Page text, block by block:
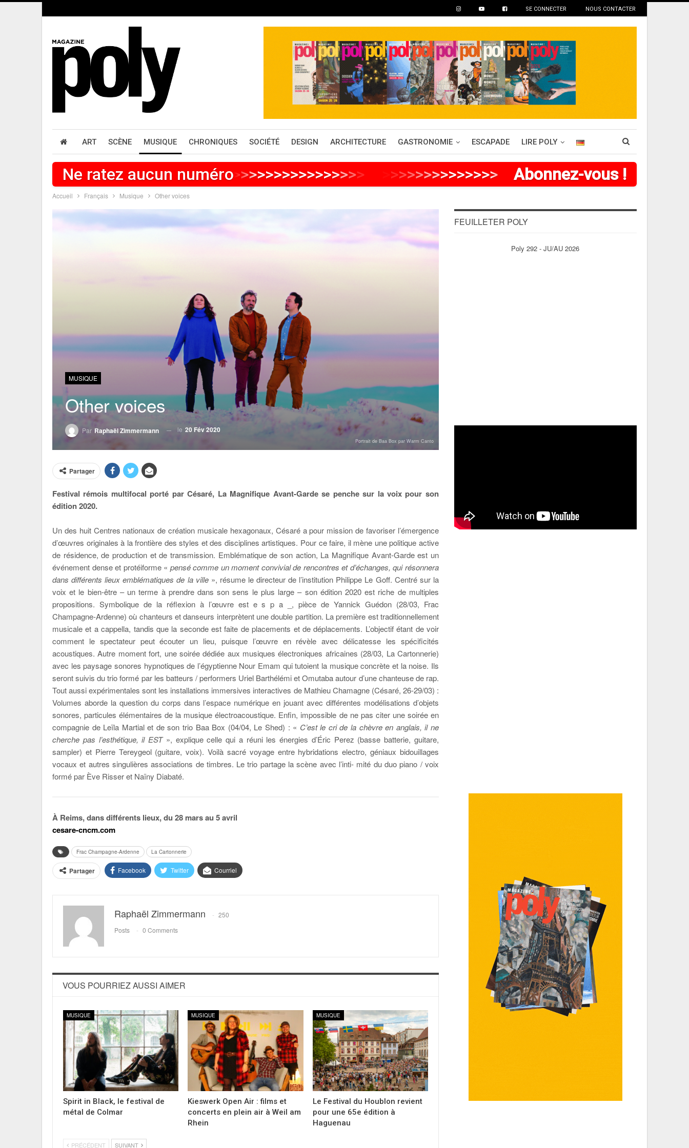
SE CONNECTER NOUS CONTACTER
ART SCÈNE MUSIQUE CHRONIQUES SOCIÉTÉ DESIGN ARCHITECTURE GASTRONOMIE ESCAPADE LIRE POLY
Ne ratez aucun numéro>>>>>>>>>>>>>>>> >>>>>>> >>>>> Abonnez-vous !
Accueil Français Musique Other voices
MUSIQUE
Other voices
Par Raphaël Zimmermann le 20 Fév 2020
Portrait de Baa Box par Warm Canto
Partager
Festival rémois multifocal porté par Césaré, La Magnifique Avant-Garde se penche sur la voix pour son
édition 2020.
Un des huit Centres nationaux de création musicale hexagonaux, Césaré a pour mission de favoriser l’émergence
d’œuvres originales à la frontière des styles et des disciplines artistiques. Pour ce faire, il mène une politique active
de résidence, de production et de transmission. Emblématique de son action, La Magnifique Avant-Garde est un
événement dense et protéiforme « pensé comme un moment convivial de rencontres et d’échanges, qui résonnera
dans différents lieux emblématiques de la ville», résume le directeur de l’institution Philippe Le Goff. Centré sur la
voix et le bien-être – un terme à prendre dans son sens le plus large – son édition 2020 est riche de multiples
propositions. Symbolique de la réflexion à l’œuvre est e s p a _, pièce de Yannick Guédon (28/03, Frac
Champagne-Ardenne) où chanteurs et danseurs interprètent une double partition. La première est traditionnellement
musicale et a cappella, tandis que la seconde est faite de placements et de déplacements. L’objectif étant de voir
comment le spectateur peut écouter un lieu, puisque l’œuvre en révèle avec délicatesse les spécificités
acoustiques. Autre moment fort, une soirée dédiée aux musiques électroniques africaines (28/03, La Cartonnerie)
avec les paysage sonores hypnotiques de l’égyptienne Nour Emam qui tutoient la musique concrète et la noise. Ils
seront suivis du trio formé par les batteurs / performers Uriel Barthélémi et Omutaba autour d’une chanteuse de rap.
Tout aussi expérimentales sont les installations immersives interactives de Mathieu Chamagne (Césaré, 26-29/03) :
Volumes aborde la question du corps dans l’espace numérique en jouant avec différentes modélisations d’objets
sonores, particules élémentaires de la musique électroacoustique. Enfin, impossible de ne pas citer une soirée en
compagnie de Leïla Martial et de son trio Baa Box (04/04, Le Shed) : « C’est le cri de la chèvre en anglais, il ne
cherche pas l’esthétique, il EST», explique celle qui a réuni les énergies d’Éric Perez (basse batterie, guitare,
sampler) et Pierre Tereygeol (guitare, voix). Voilà sacré voyage entre hybridations electro, géniaux bidouillages
vocaux et autres singulières associations de timbres. Le trio partage la scène avec l’inti- mité du duo piano / voix
formé par Ève Risser et Naïny Diabaté.
À Reims, dans différents lieux, du 28 mars au 5 avril
cesare-cncm.com
Frac Champagne-Ardenne La Cartonnerie
Partager Facebook Twitter Courriel
Raphaël Zimmermann
250
Posts
0 Comments
VOUS POURRIEZ AUSSI AIMER
MUSIQUE
Spirit in Black, le festival de
métal de Colmar
MUSIQUE
Kieswerk Open Air : films et
concerts en plein air à Weil am
Rhein
MUSIQUE
Le Festival du Houblon revient
pour une 65e édition à
Haguenau
PRÉCÉDENT SUIVANT
FEUILLETER POLY
Poly 292 - JU/AU 2026